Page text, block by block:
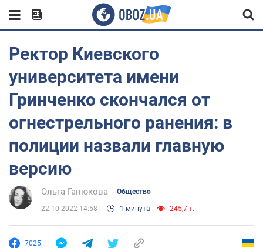
Ректор Киевского
университета имени
Гринченко скончался от
огнестрельного ранения: в
полиции назвали главную
версию
Ольга Ганюкова Общество
22.10.2022 14:58 1 минута 245,7 т.
7025